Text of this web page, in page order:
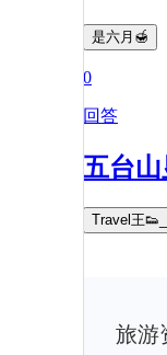
是六月🍯
0
回答
五台
Travel王
旅游